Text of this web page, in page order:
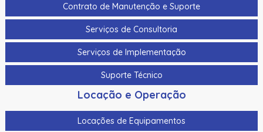
Contrato de Manutenção e Suporte
Serviços de Consultoria
Serviços de Implementação
Suporte Técnico
Locação e Operação
Locações de Equipamentos